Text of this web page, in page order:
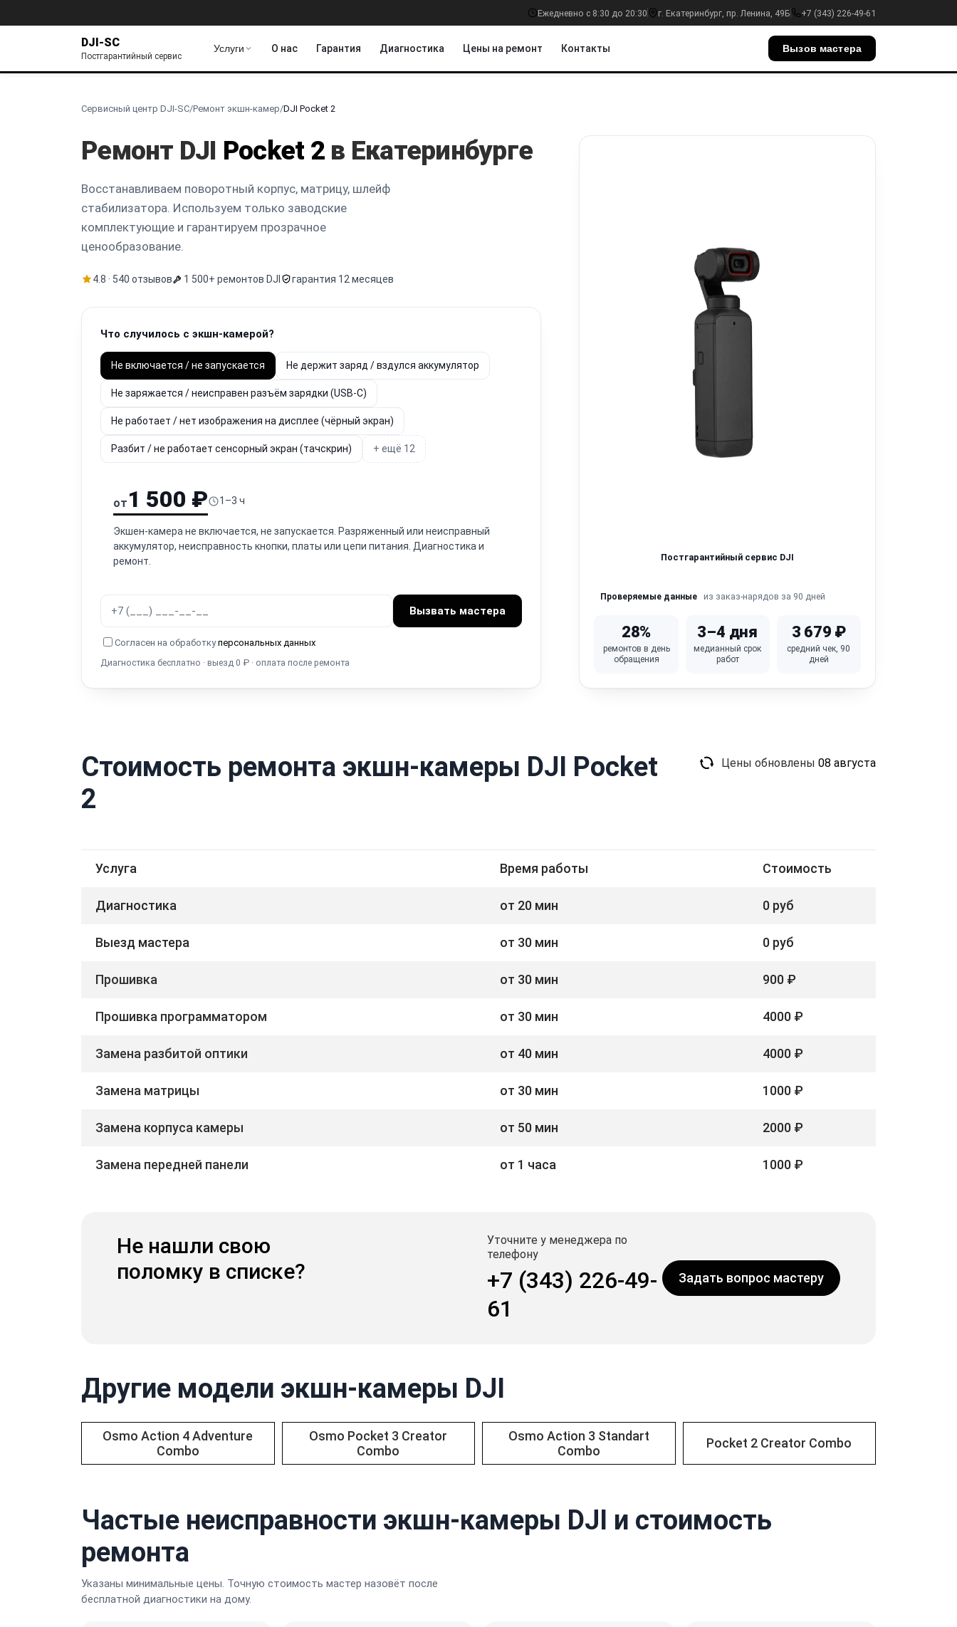
Ежедневно с 8:30 до 20:30 г. Екатеринбург, пр. Ленина, 49Б +7 (343) 226-49-61
DJI-SC
Постгарантийный сервис
Услуги О нас Гарантия Диагностика Цены на ремонт Контакты Вызов мастера
Сервисный центр DJI-SC/Ремонт экшн-камер/DJI Pocket 2
Ремонт DJI Pocket 2в Екатеринбурге
Восстанавливаем поворотный корпус, матрицу, шлейф
стабилизатора. Используем только заводские
комплектующие и гарантируем прозрачное
ценообразование.
4.8 · 540 отзывов 1 500+ ремонтов DJI гарантия 12 месяцев
Что случилось с экшн-камерой?
Не включается / не запускается Не держит заряд / вздулся аккумулятор
Не заряжается / неисправен разъём зарядки (USB-C)
Не работает / нет изображения на дисплее (чёрный экран)
Разбит / не работает сенсорный экран (тачскрин) + ещё 12
от 1 500 ₽ 1–3 ч
Экшен-камера не включается, не запускается. Разряженный или неисправный
аккумулятор, неисправность кнопки, платы или цепи питания. Диагностика и
ремонт.
Вызвать мастера
Согласен на обработкуперсональных данных
Диагностика бесплатно · выезд 0 ₽ · оплата после ремонта
Постгарантийный сервис DJI
Проверяемые данные из заказ-нарядов за 90 дней
28%
ремонтов в день
обращения
3–4 дня
медианный срок
работ
3 679 ₽
средний чек, 90
дней
Стоимость ремонта экшн-камеры DJI Pocket
2
Цены обновлены 08 августа
Услуга Время работы Стоимость
Диагностика от 20 мин 0 руб
Выезд мастера от 30 мин 0 руб
Прошивка от 30 мин 900 ₽
Прошивка программатором от 30 мин 4000 ₽
Замена разбитой оптики от 40 мин 4000 ₽
Замена матрицы от 30 мин 1000 ₽
Замена корпуса камеры от 50 мин 2000 ₽
Замена передней панели от 1 часа 1000 ₽
Не нашли свою
поломку в списке?
Уточните у менеджера по
телефону
+7 (343) 226-49-
61
Задать вопрос мастеру
Другие модели экшн-камеры DJI
Osmo Action 4 Adventure
Combo
Osmo Pocket 3 Creator
Combo
Osmo Action 3 Standart
Combo
Pocket 2 Creator Combo
Частые неисправности экшн-камеры DJI и стоимость
ремонта
Указаны минимальные цены. Точную стоимость мастер назовёт после
бесплатной диагностики на дому.